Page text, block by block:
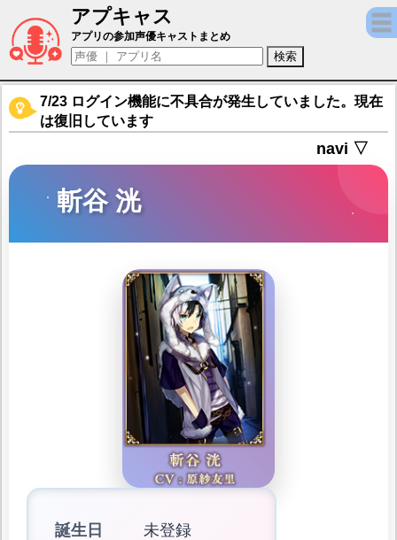
アプキャス
斬谷 洸（声優：原紗友里)【ヴァンパイア†
アプリの参加声優キャストまとめ
7/23 ログイン機能に不具合が発生していました。現在
は復旧しています
navi ▽
斬谷 洸
誕生日
未登録